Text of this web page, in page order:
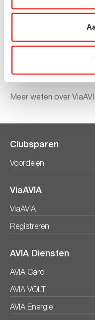
Sparen gaat
iedere liter krijg je 1
ontvang je punten. Zo
Meer weten over
Clubsparen
Voordelen
ViaAVIA
ViaAVIA
Registreren
AVIA Diensten
AVIA Card
AVIA VOLT
AVIA Energie